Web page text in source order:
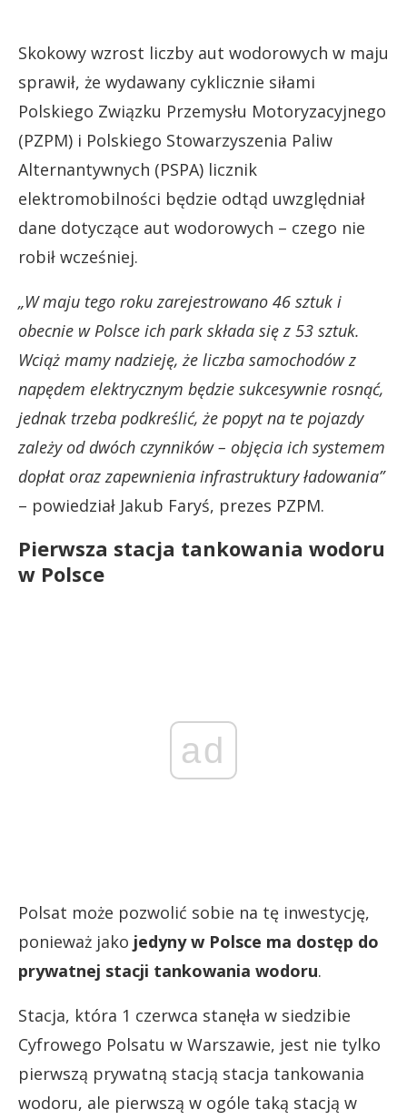
Skokowy wzrost liczby aut wodorowych w maju
sprawił, że wydawany cyklicznie siłami
Polskiego Związku Przemysłu Motoryzacyjnego
(PZPM) i Polskiego Stowarzyszenia Paliw
Alternantywnych (PSPA) licznik
elektromobilności będzie odtąd uwzględniał
dane dotyczące aut wodorowych – czego nie
robił wcześniej.
„W maju tego roku zarejestrowano 46 sztuk i
obecnie w Polsce ich park składa się z 53 sztuk.
Wciąż mamy nadzieję, że liczba samochodów z
napędem elektrycznym będzie sukcesywnie rosnąć,
jednak trzeba podkreślić, że popyt na te pojazdy
zależy od dwóch czynników – objęcia ich systemem
dopłat oraz zapewnienia infrastruktury ładowania”
– powiedział Jakub Faryś, prezes PZPM.
Pierwsza stacja tankowania wodoru
w Polsce
ad
Polsat może pozwolić sobie na tę inwestycję,
ponieważ jako jedyny w Polsce ma dostęp do
prywatnej stacji tankowania wodoru.
Stacja, która 1 czerwca stanęła w siedzibie
Cyfrowego Polsatu w Warszawie, jest nie tylko
pierwszą prywatną stacją stacja tankowania
wodoru, ale pierwszą w ogóle taką stacją w